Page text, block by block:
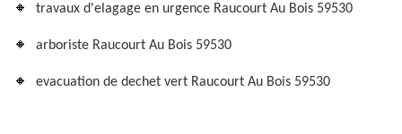
travaux d'elagage en urgence Raucourt Au Bois 59530
arboriste Raucourt Au Bois 59530
evacuation de dechet vert Raucourt Au Bois 59530